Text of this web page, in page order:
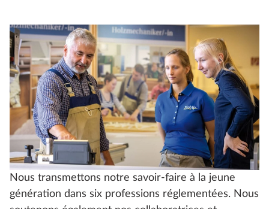
Nous transmettons notre savoir-faire à la jeune
génération dans six professions réglementées. Nous